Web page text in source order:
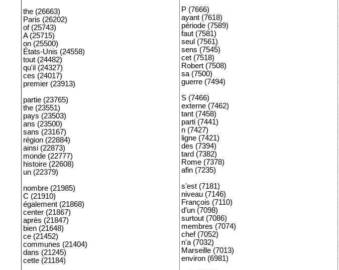
the (26663)
Paris (26202)
of (25743)
A (25715)
on (25500)
États-Unis (24558)
tout (24482)
qu'il (24327)
ces (24017)
premier (23913)
partie (23765)
the (23551)
pays (23503)
ans (23500)
sans (23167)
région (22884)
ainsi (22873)
monde (22777)
histoire (22608)
un (22379)
nombre (21985)
C (21910)
également (21868)
center (21867)
après (21847)
bien (21648)
ce (21452)
communes (21404)
dans (21245)
cette (21184)
P (7666)
ayant (7618)
période (7589)
faut (7581)
seul (7561)
sens (7545)
cet (7518)
Robert (7508)
sa (7500)
guerre (7494)
S (7466)
externe (7462)
tant (7458)
parti (7441)
n (7427)
ligne (7421)
des (7394)
tard (7382)
Rome (7378)
afin (7235)
s'est (7181)
niveau (7146)
François (7110)
d’un (7098)
surtout (7086)
membres (7074)
chef (7052)
n'a (7032)
Marseille (7013)
environ (6981)